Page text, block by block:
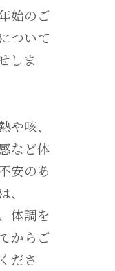
始のご
ついて
しま
や咳、
など体
安のあ
、
体調を
からご
ださ